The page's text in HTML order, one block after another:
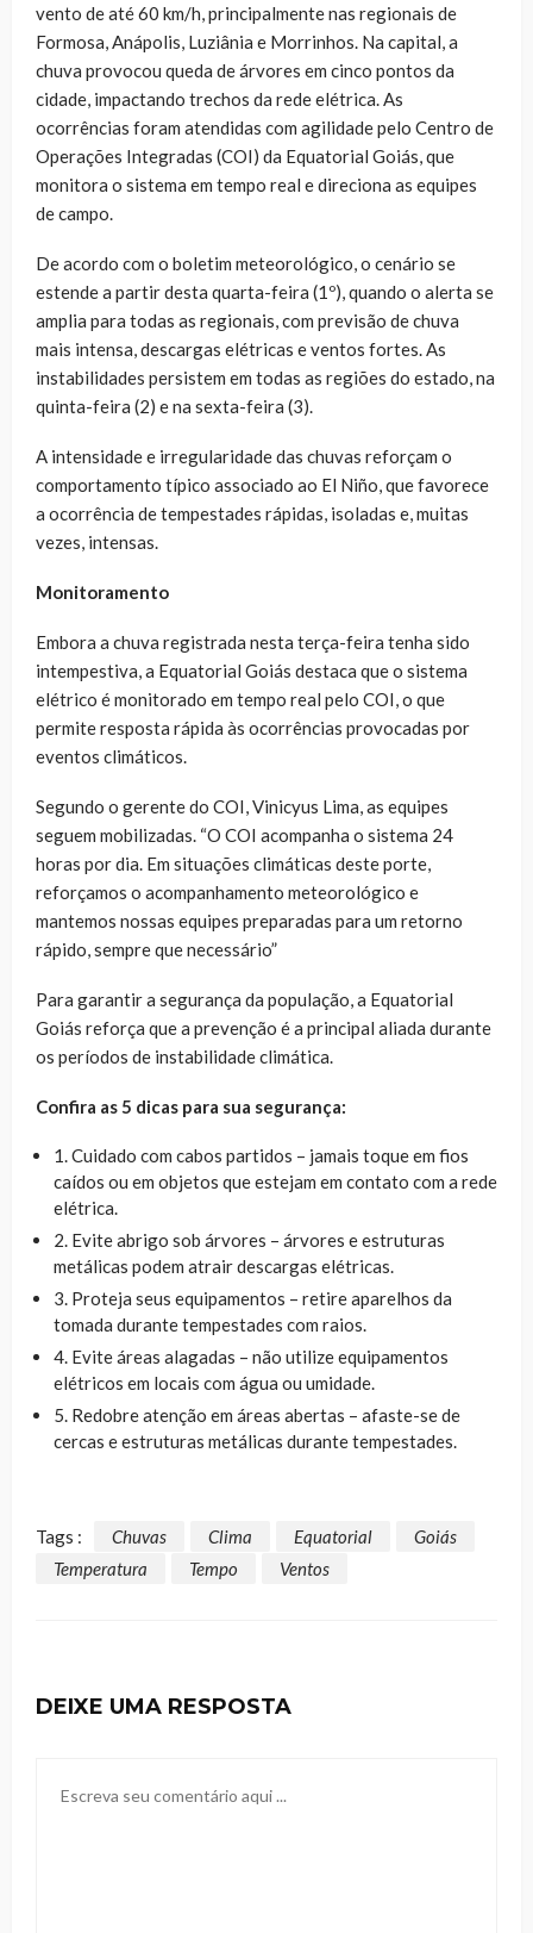
vento de até 60 km/h, principalmente nas regionais de
Formosa, Anápolis, Luziânia e Morrinhos. Na capital, a
chuva provocou queda de árvores em cinco pontos da
cidade, impactando trechos da rede elétrica. As
ocorrências foram atendidas com agilidade pelo Centro de
Operações Integradas (COI) da Equatorial Goiás, que
monitora o sistema em tempo real e direciona as equipes
de campo.
De acordo com o boletim meteorológico, o cenário se
estende a partir desta quarta-feira (1º), quando o alerta se
amplia para todas as regionais, com previsão de chuva
mais intensa, descargas elétricas e ventos fortes. As
instabilidades persistem em todas as regiões do estado, na
quinta-feira (2) e na sexta-feira (3).
A intensidade e irregularidade das chuvas reforçam o
comportamento típico associado ao El Niño, que favorece
a ocorrência de tempestades rápidas, isoladas e, muitas
vezes, intensas.
Monitoramento
Embora a chuva registrada nesta terça-feira tenha sido
intempestiva, a Equatorial Goiás destaca que o sistema
elétrico é monitorado em tempo real pelo COI, o que
permite resposta rápida às ocorrências provocadas por
eventos climáticos.
Segundo o gerente do COI, Vinicyus Lima, as equipes
seguem mobilizadas. “O COI acompanha o sistema 24
horas por dia. Em situações climáticas deste porte,
reforçamos o acompanhamento meteorológico e
mantemos nossas equipes preparadas para um retorno
rápido, sempre que necessário”
Para garantir a segurança da população, a Equatorial
Goiás reforça que a prevenção é a principal aliada durante
os períodos de instabilidade climática.
Confira as 5 dicas para sua segurança:
1. Cuidado com cabos partidos – jamais toque em fios
caídos ou em objetos que estejam em contato com a rede
elétrica.
2. Evite abrigo sob árvores – árvores e estruturas
metálicas podem atrair descargas elétricas.
3. Proteja seus equipamentos – retire aparelhos da
tomada durante tempestades com raios.
4. Evite áreas alagadas – não utilize equipamentos
elétricos em locais com água ou umidade.
5. Redobre atenção em áreas abertas – afaste-se de
cercas e estruturas metálicas durante tempestades.
Tags : Chuvas Clima Equatorial
Goiás
Temperatura
Tempo Ventos
DEIXE UMA RESPOSTA